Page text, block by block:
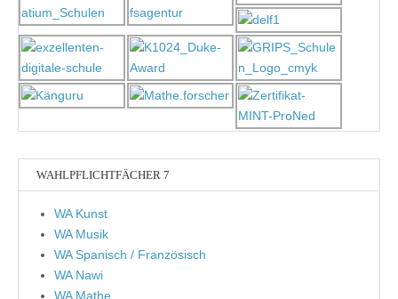
WAHLPFLICHTFÄCHER 7
WA Kunst
WA Musik
WA Spanisch / Französisch
WA Nawi
WA Mathe